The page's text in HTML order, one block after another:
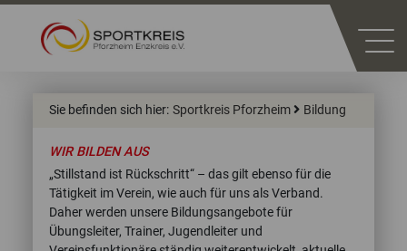
Sie befinden sich hier: Sportkreis Pforzheim Bildung
WIR BILDEN AUS
„Stillstand ist Rückschritt“ – das gilt ebenso für die
Tätigkeit im Verein, wie auch für uns als Verband.
Daher werden unsere Bildungsangebote für
Übungsleiter, Trainer, Jugendleiter und